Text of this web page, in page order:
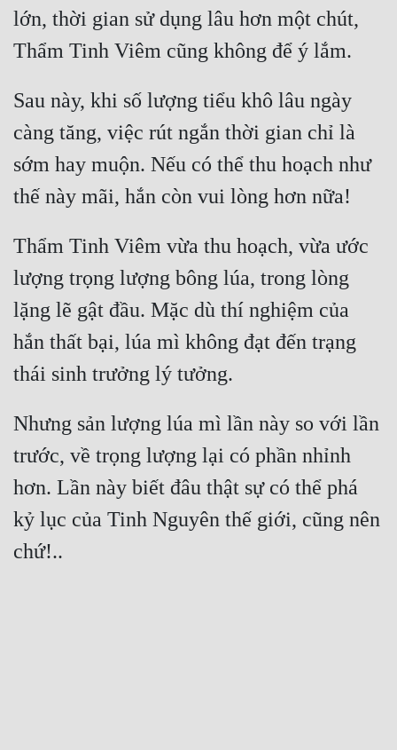
lớn, thời gian sử dụng lâu hơn một chút,
Sau này, khi số lượng tiểu khô lâu ngày
càng tăng, việc rút ngắn thời gian chỉ là
sớm hay muộn. Nếu có thể thu hoạch như
Thẩm Tinh Viêm vừa thu hoạch, vừa ước
lượng trọng lượng bông lúa, trong lòng
lặng lẽ gật đầu. Mặc dù thí nghiệm của
hắn thất bại, lúa mì không đạt đến trạng
Nhưng sản lượng lúa mì lần này so với lần
trước, về trọng lượng lại có phần nhỉnh
hơn. Lần này biết đâu thật sự có thể phá
kỷ lục của Tinh Nguyên thế giới, cũng nên